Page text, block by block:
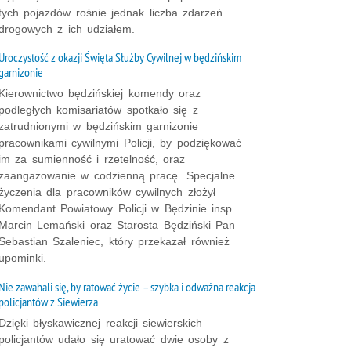
pojazdów rośnie jednak liczba zdarzeń
z ich udziałem.
Uroczystość z okazji Święta Służby Cywilnej w będzińskim
Kierownictwo będzińskiej komendy oraz
podległych komisariatów spotkało się z
w będzińskim garnizonie
pracownikami cywilnymi Policji, by podziękować
im za sumienność i rzetelność, oraz
w codzienną pracę. Specjalne
dla pracowników cywilnych złożył
Komendant Powiatowy Policji w Będzinie insp.
Marcin Lemański oraz Starosta Będziński Pan
Sebastian Szaleniec, który przekazał również
upominki.
Nie zawahali się, by ratować życie – szybka i odważna reakcja
policjantów z Siewierza
Dzięki błyskawicznej reakcji siewierskich
policjantów udało się uratować dwie osoby z